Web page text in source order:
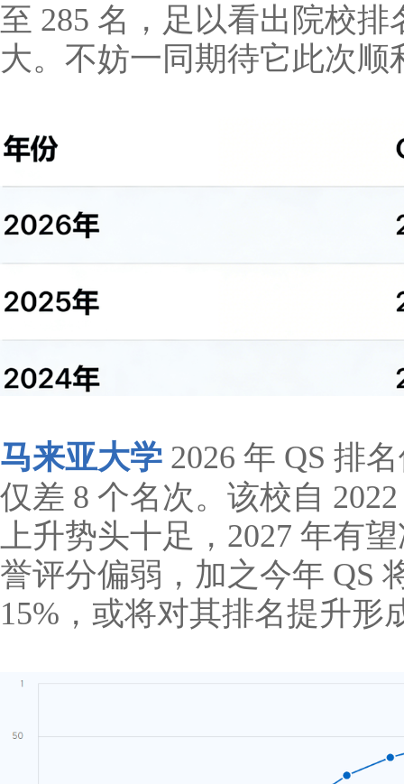
至 285 名，足以看出院校
大。不妨一同期待它此次顺
马来亚大学 2026 年 QS 排
仅差 8 个名次。该校自
上升势头十足，2027 年有
誉评分偏弱，加之今年 QS
15%，或将对其排名提升形